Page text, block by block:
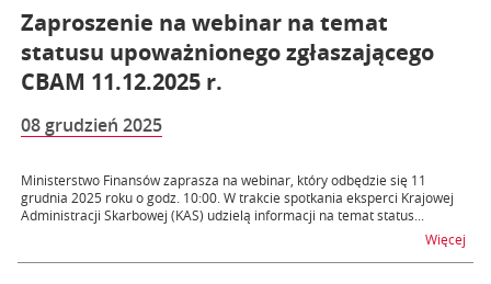
Zaproszenie na webinar na temat
statusu upoważnionego zgłaszającego
CBAM 11.12.2025 r.
08 grudzień 2025
Ministerstwo Finansów zaprasza na webinar, który odbędzie się 11
grudnia 2025 roku o godz. 10:00. W trakcie spotkania eksperci Krajowej
Administracji Skarbowej (KAS) udzielą informacji na temat status...
Więcej